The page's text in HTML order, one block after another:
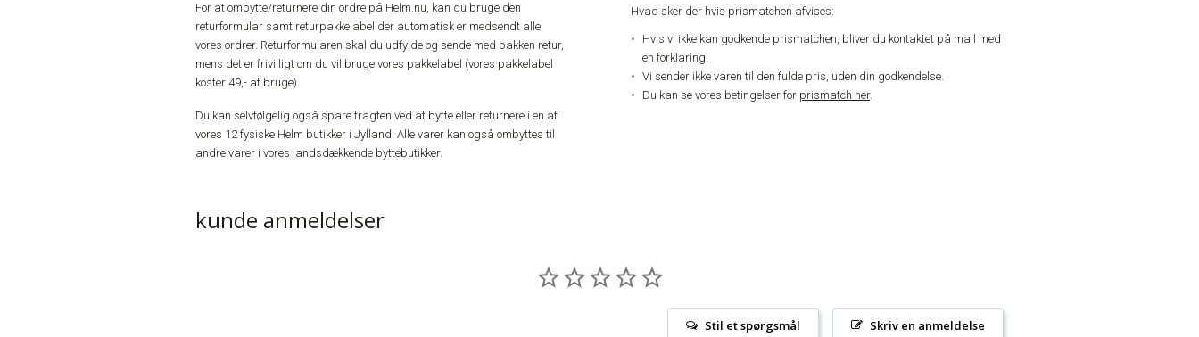
For at ombytte/returnere din ordre på Helm.nu, kan du bruge den
returformular samt returpakkelabel der automatisk er medsendt alle
vores ordrer. Returformularen skal du udfylde og sende med pakken retur,
mens det er frivilligt om du vil bruge vores pakkelabel (vores pakkelabel
koster 49,- at bruge).
Du kan selvfølgelig også spare fragten ved at bytte eller returnere i en af
vores 12 fysiske Helm butikker i Jylland. Alle varer kan også ombyttes til
andre varer i vores landsdækkende byttebutikker.
Hvad sker der hvis prismatchen afvises:
Hvis vi ikke kan godkende prismatchen, bliver du kontaktet på mail med
en forklaring.
Vi sender ikke varen til den fulde pris, uden din godkendelse.
Du kan se vores betingelser for prismatch her.
kunde anmeldelser
Skriv en anmeldelse
Stil et spørgsmål